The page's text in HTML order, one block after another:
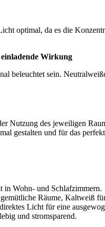
optimal, da es die
Wirkung
beleuchtet sein.
Nutzung des jeweiligen
gestalten und für das
in Wohn- und Schlafzimmern.
Räume, Kaltweiß
Licht für eine
und stromsparend.